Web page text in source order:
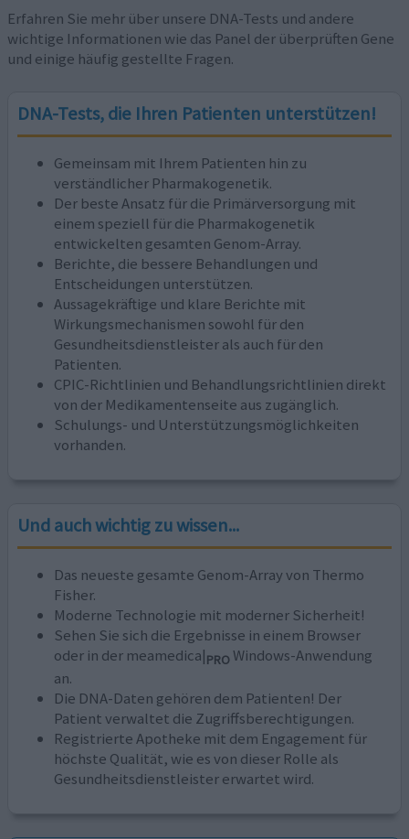
Erfahren Sie mehr über unsere DNA-Tests und andere
wichtige Informationen wie das Panel der überprüften Gene
und einige häufig gestellte Fragen.
DNA-Tests, die Ihren Patienten unterstützen!
Gemeinsam mit Ihrem Patienten hin zu
verständlicher Pharmakogenetik.
Der beste Ansatz für die Primärversorgung mit
einem speziell für die Pharmakogenetik
entwickelten gesamten Genom-Array.
Berichte, die bessere Behandlungen und
Entscheidungen unterstützen.
Aussagekräftige und klare Berichte mit
Wirkungsmechanismen sowohl für den
Gesundheitsdienstleister als auch für den
Patienten.
CPIC-Richtlinien und Behandlungsrichtlinien direkt
von der Medikamentenseite aus zugänglich.
Schulungs- und Unterstützungsmöglichkeiten
vorhanden.
Und auch wichtig zu wissen...
Das neueste gesamte Genom-Array von Thermo
Fisher.
Moderne Technologie mit moderner Sicherheit!
Sehen Sie sich die Ergebnisse in einem Browser
oder in der meamedica|PROWindows-Anwendung
an.
Die DNA-Daten gehören dem Patienten! Der
Patient verwaltet die Zugriffsberechtigungen.
Registrierte Apotheke mit dem Engagement für
höchste Qualität, wie es von dieser Rolle als
Gesundheitsdienstleister erwartet wird.